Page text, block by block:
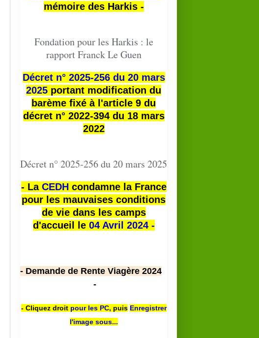
mémoire des Harkis -
Fondation pour les Harkis : le
rapport Franck Le Guen
Décret n° 2025-256 du 20 mars
2025 portant modification du
barème fixé à l'article 9 du
décret n° 2022-394 du 18 mars
2022
Décret n° 2025-256 du 20 mars 2025
- La CEDHcondamne la France
pour les mauvaises conditions
de vie dans les camps
d'accueil le 04 Avril 2024 -
- Demande de Rente Viagère 2024
-
- Cliquez droit pour les PC, puis Enregistrer
l'image sous...